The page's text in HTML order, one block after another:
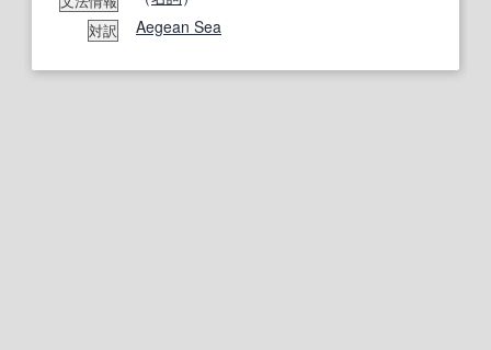
対訳 Aegean Sea